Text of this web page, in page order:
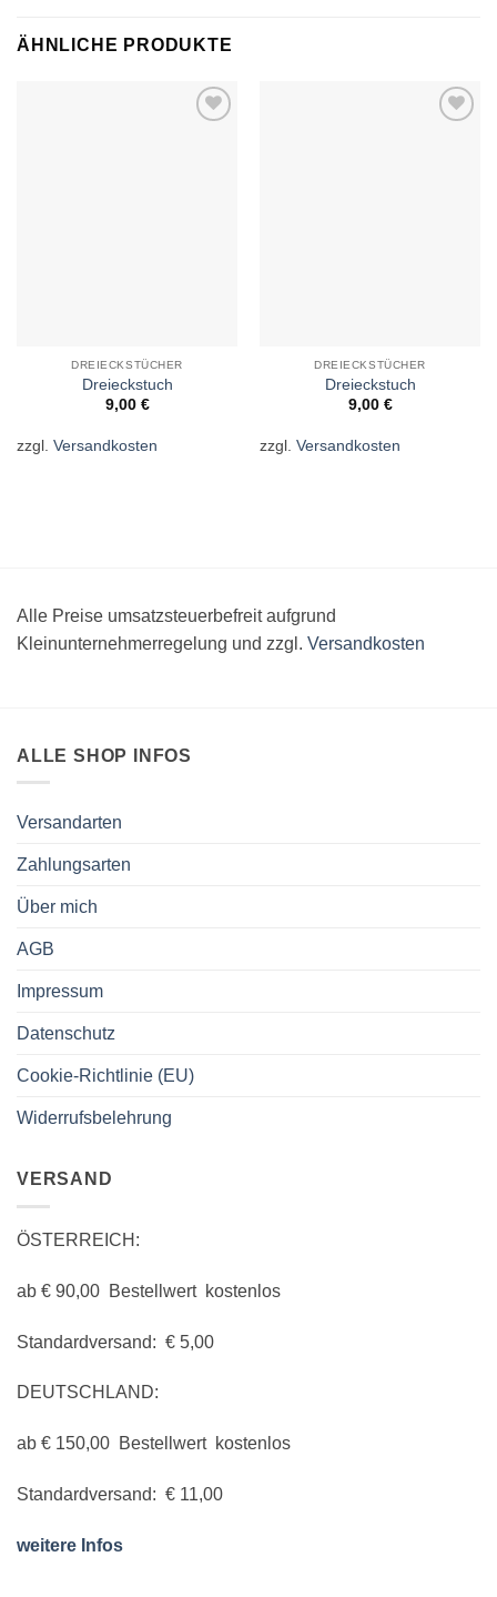
ÄHNLICHE PRODUKTE
DREIECKSTÜCHER
Dreieckstuch
9,00 €
zzgl. Versandkosten
DREIECKSTÜCHER
Dreieckstuch
9,00 €
zzgl. Versandkosten
Alle Preise umsatzsteuerbefreit aufgrund
Kleinunternehmerregelung und zzgl. Versandkosten
ALLE SHOP INFOS
Versandarten
Zahlungsarten
Über mich
AGB
Impressum
Datenschutz
Cookie-Richtlinie (EU)
Widerrufsbelehrung
VERSAND
ÖSTERREICH:
ab € 90,00 Bestellwert kostenlos
Standardversand: € 5,00
DEUTSCHLAND:
ab € 150,00 Bestellwert kostenlos
Standardversand: € 11,00
weitere Infos